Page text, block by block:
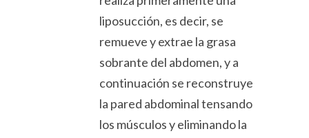
liposucción, es decir, se
remueve y extrae la grasa
sobrante del abdomen, y a
continuación se reconstruye
la pared abdominal tensando
los músculos y eliminando la